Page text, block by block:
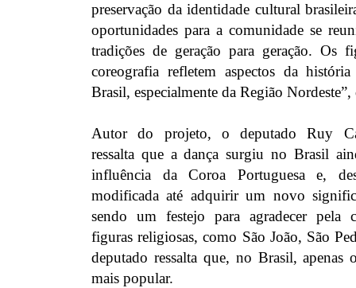
preservação da identidade cultural
oportunidades para a comunidade se
tradições de geração para geração. Os
coreografia refletem aspectos da
Brasil, especialmente da Região Nordeste”,
Autor do projeto, o deputado Ruy
ressalta que a dança surgiu no Brasil
influência da Coroa Portuguesa e,
modificada até adquirir um novo
sendo um festejo para agradecer pela
figuras religiosas, como São João, São
deputado ressalta que, no Brasil, apenas
mais popular.